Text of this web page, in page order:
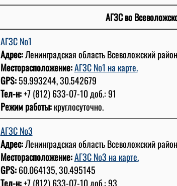
АГЗС во
АГЗС №1
Адрес:Ленинградская область Всеволожский
Месторасположение:АГЗС №1 на карте.
GPS:59.993244, 30.542679
Тел-н:+7 (812) 633-07-10 доб.: 91
Режим работы:круглосуточно.
АГЗС №3
Адрес:Ленинградская область Всеволожский
Месторасположение:АГЗС №3 на карте.
GPS: 60.064135, 30.495145
Тел-н:+7 (812) 633-07-10 доб.: 93